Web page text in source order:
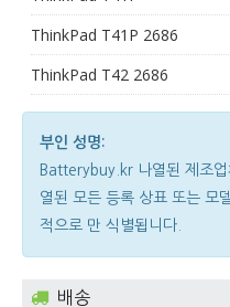
ThinkPad T41P 2686
ThinkPad T42 2686
부인 성명:
Batterybuy.kr 나열된 제조
열된 모든 등록 상표 또는 모
적으로 만 식별됩니다.
배송